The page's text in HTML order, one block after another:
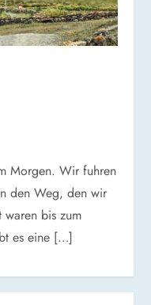
Morgen. Wir fuhren
den Weg, den wir
waren bis zum
es eine […]